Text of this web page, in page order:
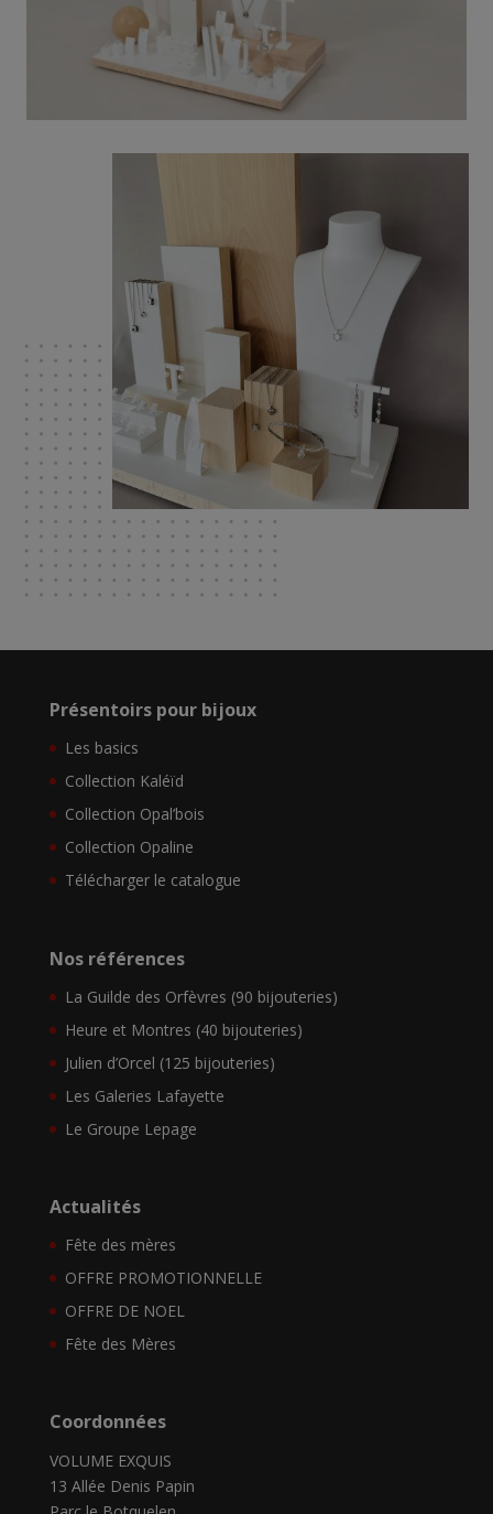
Présentoirs pour bijoux
Les basics
Collection Kaléïd
Collection Opal’bois
Collection Opaline
Télécharger le catalogue
Nos références
La Guilde des Orfèvres (90 bijouteries)
Heure et Montres (40 bijouteries)
Julien d’Orcel (125 bijouteries)
Les Galeries Lafayette
Le Groupe Lepage
Actualités
Fête des mères
OFFRE PROMOTIONNELLE
OFFRE DE NOEL
Fête des Mères
Coordonnées
VOLUME EXQUIS
13 Allée Denis Papin